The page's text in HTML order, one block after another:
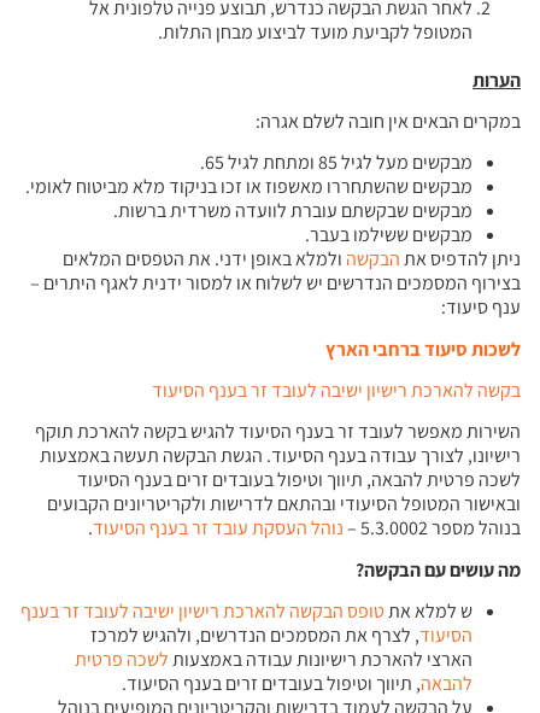
לאחר הגשת הבקשה כנדרש, תבוצע פנייה טלפונית אל
המטופל לקביעת מועד לביצוע מבחן התלות.
הערות
במקרים הבאים אין חובה לשלם אגרה:
מבקשים מעל לגיל 85 ומתחת לגיל 65.
מבקשים שהשתחררו מאשפוז או זכו בניקוד מלא מביטוח לאומי.
מבקשים שבקשתם עוברת לוועדה משרדית ברשות.
מבקשים ששילמו בעבר.
ניתן להדפיס אתהבקשה ולמלא באופן ידני. את הטפסים המלאים
בצירוף המסמכים הנדרשים יש לשלוח או למסור ידנית לאגף היתרים –
ענף סיעוד:
לשכות סיעוד ברחבי הארץ
בקשה להארכת רישיון ישיבה לעובד זר בענף הסיעוד
השירות מאפשר לעובד זר בענף הסיעוד להגיש בקשה להארכת תוקף
רישיונו, לצורך עבודה בענף הסיעוד. הגשת הבקשה תעשה באמצעות
לשכה פרטית להבאה, תיווך וטיפול בעובדים זרים בענף הסיעוד
ובאישור המטופל הסיעודי ובהתאם לדרישות ולקריטריונים הקבועים
בנוהל מספר 5.3.0002 –
נוהל העסקת עובד זר בענף הסיעוד.
מה עושים עם הבקשה?
ש למלא אתטופס הבקשה להארכת רישיון ישיבה לעובד זר בענף
הסיעוד, לצרף את המסמכים הנדרשים, ולהגיש למרכז
הארצי להארכת רישיונות עבודה באמצעותלשכה פרטית
להבאה, תיווך וטיפול בעובדים זרים בענף הסיעוד.
על הבקשה לעמוד בדרישות והקריטריונים המופיעים בנוהל